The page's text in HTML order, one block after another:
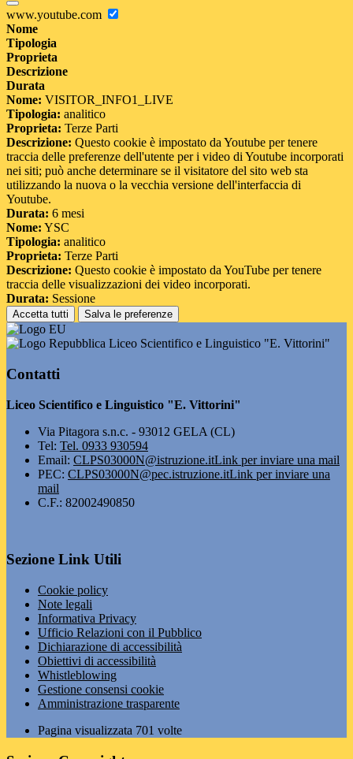
www.youtube.com
Nome
Tipologia
Proprieta
Descrizione
Durata
Nome: VISITOR_INFO1_LIVE
Tipologia: analitico
Proprieta: Terze Parti
Descrizione: Questo cookie è impostato da Youtube per tenere
traccia delle preferenze dell'utente per i video di Youtube incorporati
nei siti; può anche determinare se il visitatore del sito web sta
utilizzando la nuova o la vecchia versione dell'interfaccia di
Youtube.
Durata: 6 mesi
Nome: YSC
Tipologia: analitico
Proprieta: Terze Parti
Descrizione: Questo cookie è impostato da YouTube per tenere
traccia delle visualizzazioni dei video incorporati.
Durata: Sessione
Accetta tutti Salva le preferenze
Liceo Scientifico e Linguistico "E. Vittorini"
Contatti
Liceo Scientifico e Linguistico "E. Vittorini"
Via Pitagora s.n.c. - 93012 GELA (CL)
Tel: Tel. 0933 930594
Email: CLPS03000N@istruzione.itLink per inviare una mail
PEC: CLPS03000N@pec.istruzione.itLink per inviare una
mail
C.F.: 82002490850
Sezione Link Utili
Cookie policy
Note legali
Informativa Privacy
Ufficio Relazioni con il Pubblico
Dichiarazione di accessibilità
Obiettivi di accessibilità
Whistleblowing
Gestione consensi cookie
Amministrazione trasparente
Pagina visualizzata 701 volte